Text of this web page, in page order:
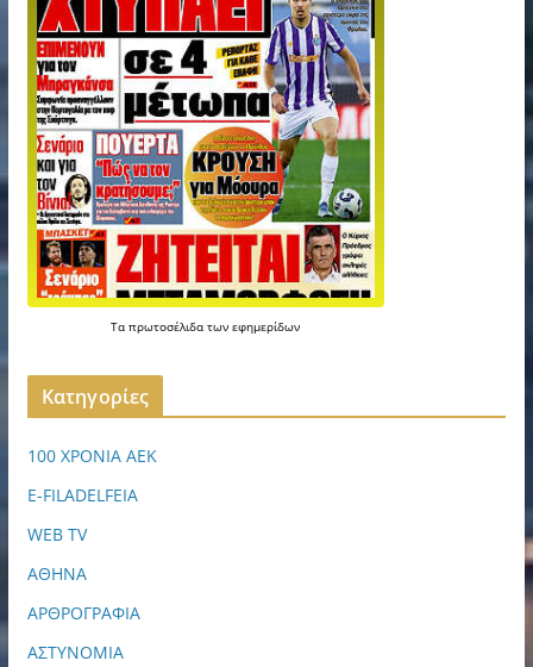
Ταπρωτοσέλιδατωνεφημερίδων
Kατηγορίες
100 ΧΡΟΝΙΑ ΑΕΚ
E-FILADELFEIA
WEB TV
ΑΘΗΝΑ
ΑΡΘΡΟΓΡΑΦΙΑ
ΑΣΤΥΝΟΜΙΑ